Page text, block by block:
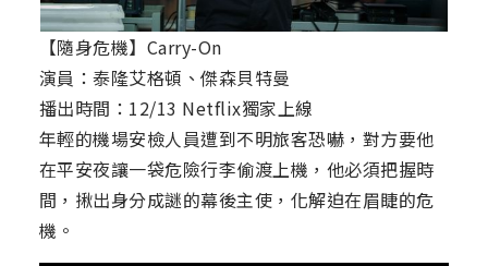
【隨身危機】Carry-On
演員：泰隆艾格頓、傑森貝特曼
播出時間：12/13 Netflix獨家上線
年輕的機場安檢人員遭到不明旅客恐嚇，對方要他
在平安夜讓一袋危險行李偷渡上機，他必須把握時
間，揪出身分成謎的幕後主使，化解迫在眉睫的危
機。